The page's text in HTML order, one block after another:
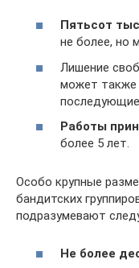
Пятьсот
не более, но
Лишение
может также
Работы
более 5 лет.
Особо крупные
бандитских
подразумевают
Не более